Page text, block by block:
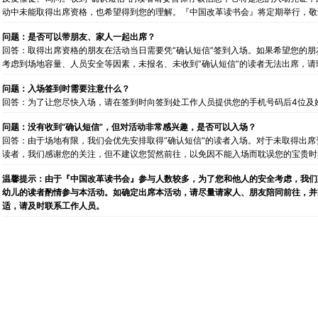
动中未能取得出席资格，也希望得到您的理解。『中国改革读书会』将定期举行，
问题：是否可以带朋友、家人一起出席？
回答：取得出席资格的朋友在活动当日需要凭“确认短信”签到入场。如果希望您的
考虑到场地容量、人员安全等因素，未报名、未收到“确认短信”的读者无法出席，请
问题：入场签到时需要注意什么？
回答：为了让您尽快入场，请在签到时向签到处工作人员提供您的手机号码后4位及
问题：没有收到“确认短信”，但对活动非常感兴趣，是否可以入场？
回答：由于场地有限，我们会优先安排取得“确认短信“的读者入场。对于未取得出
读者，我们感谢您的关注，但不建议您贸然前往，以免因不能入场而耽误您的宝贵
温馨提示：由于『中国改革读书会』参与人数较多，为了您和他人的安全考虑，我
幼儿的读者酌情参与本活动。如确定出席本活动，请尽量请家人、朋友陪同前往，
适，请及时联系工作人员。